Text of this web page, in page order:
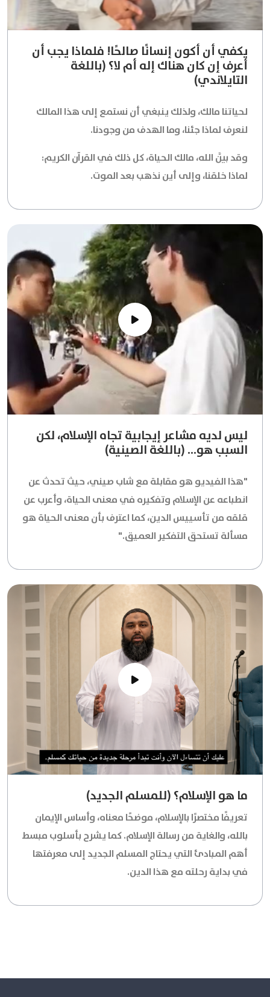
يكفي أن أكون إنسانًا صالحًا! فلماذا يجب أن
أعرف إن كان هناك إله أم لا؟ (باللغة
التايلاندي)
لحياتنا مالك، ولذلك ينبغي أن نستمع إلى هذا المالك
لنعرف لماذا جئنا، وما الهدف من وجودنا.
وقد بيَّن الله، مالك الحياة، كل ذلك في القرآن الكريم:
لماذا خلقنا، وإلى أين نذهب بعد الموت.
ليس لديه مشاعر إيجابية تجاه الإسلام، لكن
السبب هو... (باللغة الصينية)
"هذا الفيديو هو مقابلة مع شاب صيني، حيث تحدث عن
انطباعه عن الإسلام وتفكيره في معنى الحياة، وأعرب عن
قلقه من تأسييس الدين، كما اعترف بأن معنى الحياة هو
مسألة تستحق التفكير العميق."
ما هو الإسلام؟ (للمسلم الجديد)
تعريفًا مختصرًا بالإسلام، موضحًا معناه، وأساس الإيمان
بالله، والغاية من رسالة الإسلام. كما يشرح بأسلوب مبسط
أهم المبادئ التي يحتاج المسلم الجديد إلى معرفتها
في بداية رحلته مع هذا الدين.